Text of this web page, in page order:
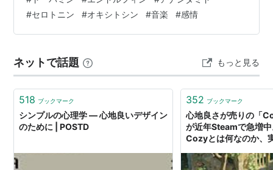
ではつらいですから、ポジティブにも感じられる毎日が
送られるようにはしていきたいものです。 身体のバイオ
リズムというものがありますから、１日のうちに、ネガ
も自然なことであり、このことであまり慌てないこ…
#セロトニン #オキシトシン #音楽 #感情
ネットで話題 もっと見る
518 ブックマーク
シンプルの心理学 ― 心地良いデザイン
のために | POSTD
352 ブックマーク
心地良さが売りの「
が近年Steamで急増
Cozyとは何なのか、